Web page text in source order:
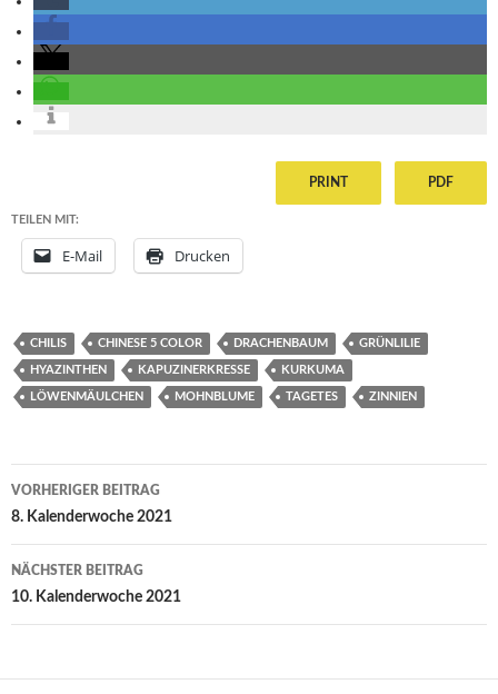
PRINT PDF
TEILEN MIT:
E-Mail Drucken
CHILIS CHINESE 5 COLOR DRACHENBAUM GRÜNLILIE
HYAZINTHEN KAPUZINERKRESSE KURKUMA
LÖWENMÄULCHEN MOHNBLUME TAGETES ZINNIEN
Beitragsnavigation
VORHERIGER BEITRAG
8. Kalenderwoche 2021
NÄCHSTER BEITRAG
10. Kalenderwoche 2021